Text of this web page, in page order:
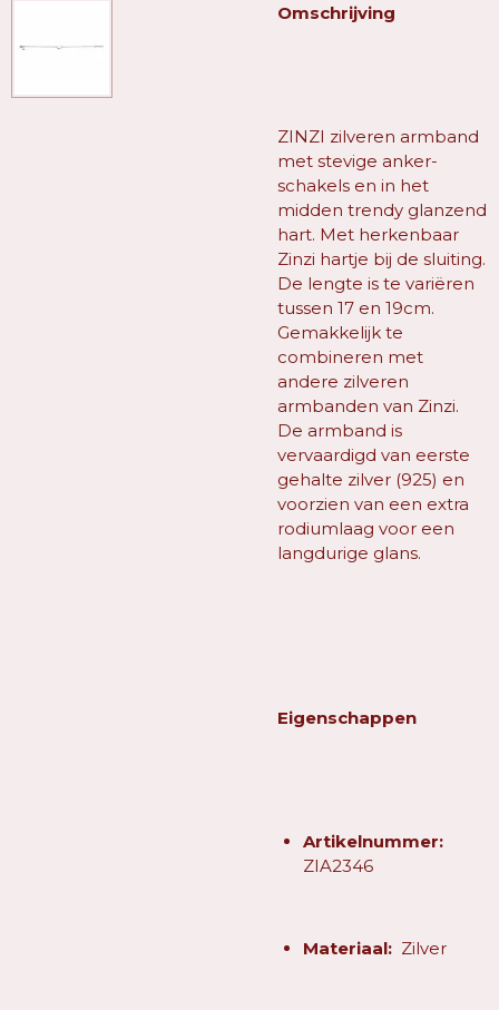
Omschrijving
ZINZI zilveren armband
met stevige anker-
schakels en in het
midden trendy glanzend
hart. Met herkenbaar
Zinzi hartje bij de sluiting.
De lengte is te variëren
tussen 17 en 19cm.
Gemakkelijk te
combineren met
andere zilveren
armbanden van Zinzi.
De armband is
vervaardigd van eerste
gehalte zilver (925) en
voorzien van een extra
rodiumlaag voor een
langdurige glans.
Eigenschappen
Artikelnummer:
ZIA2346
Materiaal: Zilver